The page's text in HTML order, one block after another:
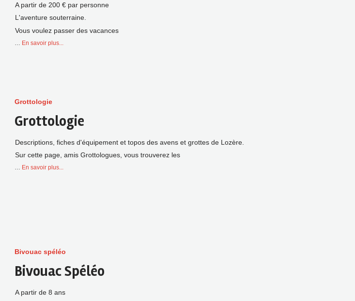
A partir de 200 € par personne
L'aventure souterraine.
Vous voulez passer des vacances
… En savoir plus...
Grottologie
Grottologie
Descriptions, fiches d'équipement et topos des avens et grottes de Lozère.
Sur cette page, amis Grottologues, vous trouverez les
… En savoir plus...
Bivouac spéléo
Bivouac Spéléo
A partir de 8 ans